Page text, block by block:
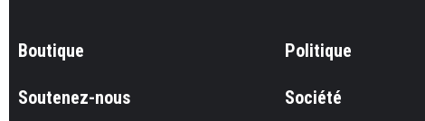
Boutique
Soutenez-nous
Politique
Société